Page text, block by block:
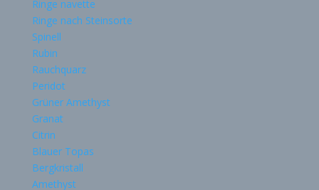
Ringe navette
Ringe nach Steinsorte
Spinell
Rubin
Rauchquarz
Peridot
Grüner Amethyst
Granat
Citrin
Blauer Topas
Bergkristall
Amethyst